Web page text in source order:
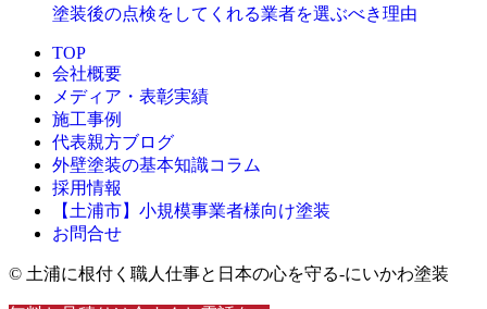
塗装後の点検をしてくれる業者を選ぶべき理由
TOP
会社概要
メディア・表彰実績
施工事例
代表親方ブログ
外壁塗装の基本知識コラム
採用情報
【土浦市】小規模事業者様向け塗装
お問合せ
© 土浦に根付く職人仕事と日本の心を守る‐にいかわ塗装